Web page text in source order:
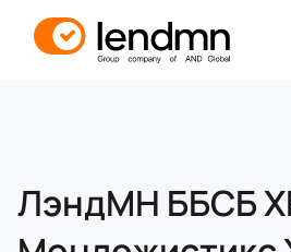
ЛэндМН ББСБ